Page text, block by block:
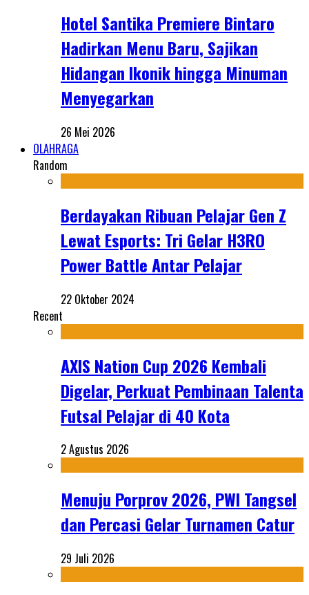
Hotel Santika Premiere Bintaro
Hadirkan Menu Baru, Sajikan
Hidangan Ikonik hingga Minuman
Menyegarkan
26 Mei 2026
OLAHRAGA
Random
Berdayakan Ribuan Pelajar Gen Z
Lewat Esports: Tri Gelar H3RO
Power Battle Antar Pelajar
22 Oktober 2024
Recent
AXIS Nation Cup 2026 Kembali
Digelar, Perkuat Pembinaan Talenta
Futsal Pelajar di 40 Kota
2 Agustus 2026
Menuju Porprov 2026, PWI Tangsel
dan Percasi Gelar Turnamen Catur
29 Juli 2026